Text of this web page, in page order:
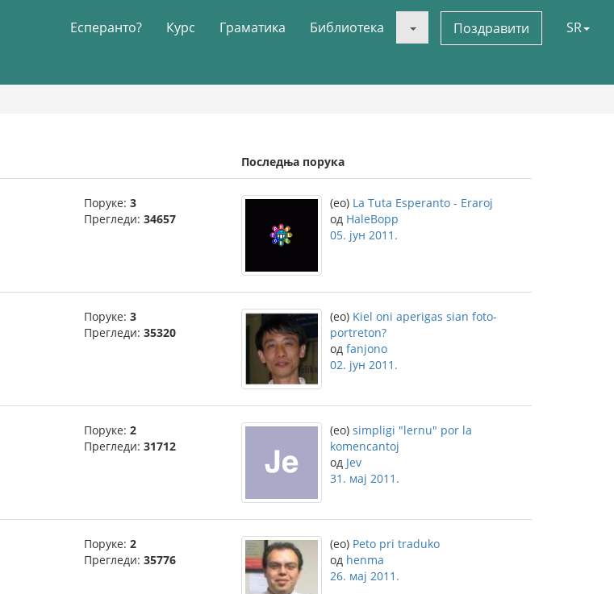
Есперанто? Курс Граматика Библиотека Поздравити SR
Последња порука
Поруке: 3
Прегледи: 34657
(eo) La Tuta Esperanto - Eraroj
од HaleBopp
05. јун 2011.
Поруке: 3
Прегледи: 35320
(eo) Kiel oni aperigas sian foto-
portreton?
од fanjono
02. јун 2011.
Поруке: 2
Прегледи: 31712
(eo) simpligi "lernu" por la
komencantoj
од Jev
31. мај 2011.
Поруке: 2
Прегледи: 35776
(eo) Peto pri traduko
од henma
26. мај 2011.